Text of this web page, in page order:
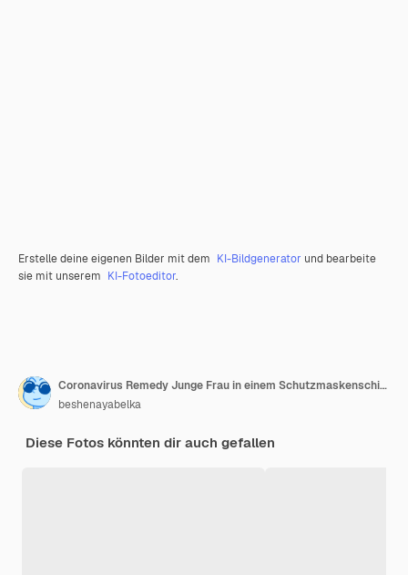
Erstelle deine eigenen Bilder mit dem KI-Bildgenerator und bearbeite
sie mit unserem KI-Fotoeditor.
Coronavirus Remedy Junge Frau in einem Schutzmaskenschirm mit einem Visier an einer grauen Wand
beshenayabelka
Diese Fotos könnten dir auch gefallen